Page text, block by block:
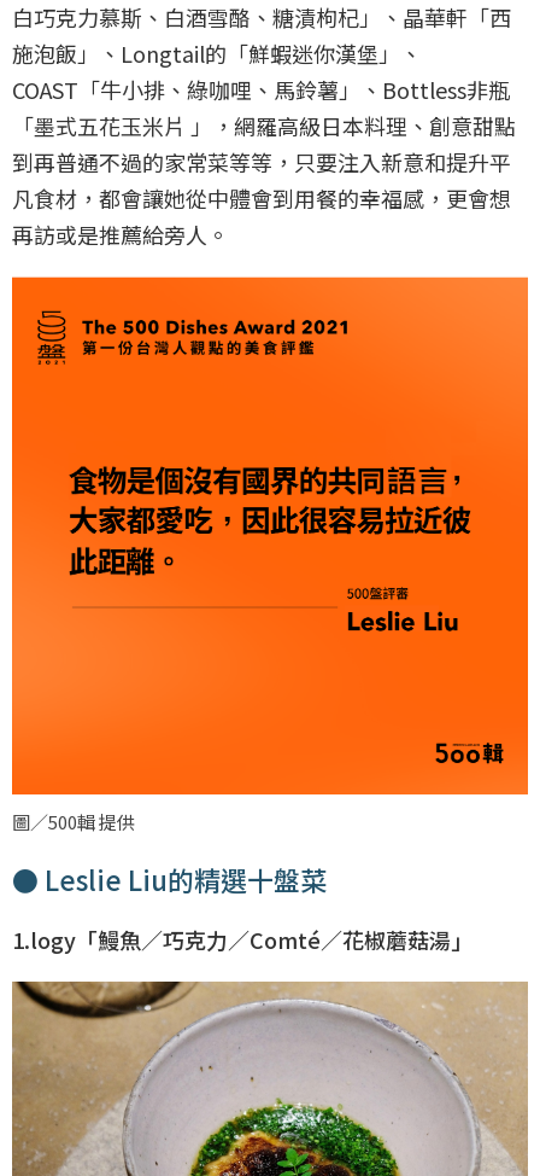
白巧克力慕斯、白酒雪酪、糖漬枸杞」、晶華軒「西
施泡飯」、Longtail的「鮮蝦迷你漢堡」、
COAST「牛小排、綠咖哩、馬鈴薯」、Bottless非瓶
「墨式五花玉米片 」，網羅高級日本料理、創意甜點
到再普通不過的家常菜等等，只要注入新意和提升平
凡食材，都會讓她從中體會到用餐的幸福感，更會想
再訪或是推薦給旁人。
圖／500輯 提供
● Leslie Liu的精選十盤菜
1.logy「鰻魚∕巧克力∕Comté∕花椒蘑菇湯」